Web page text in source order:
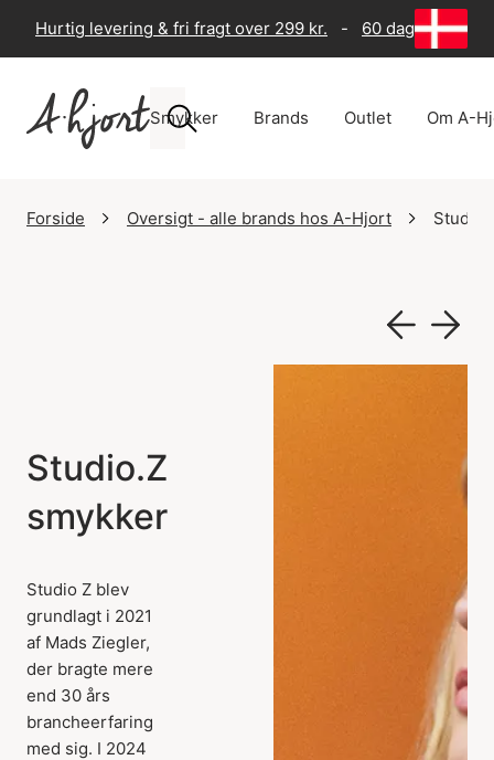
Hurtig levering & fri fragt over 299 kr. - 60 dages
Smykker Brands Outlet Om A-
Forside Oversigt - alle brands hos A-Hjort
Studio.Z
smykker
Studio Z blev
grundlagt i 2021
af Mads Ziegler,
der bragte mere
end 30 års
brancheerfaring
med sig. I 2024